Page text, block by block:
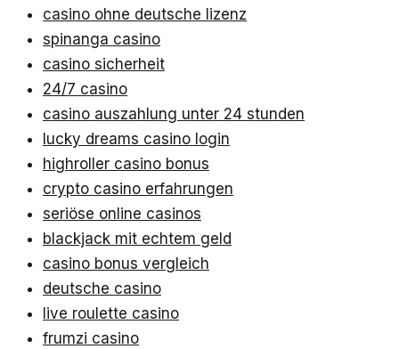
casino ohne deutsche lizenz
spinanga casino
casino sicherheit
24/7 casino
casino auszahlung unter 24 stunden
lucky dreams casino login
highroller casino bonus
crypto casino erfahrungen
seriöse online casinos
blackjack mit echtem geld
casino bonus vergleich
deutsche casino
live roulette casino
frumzi casino